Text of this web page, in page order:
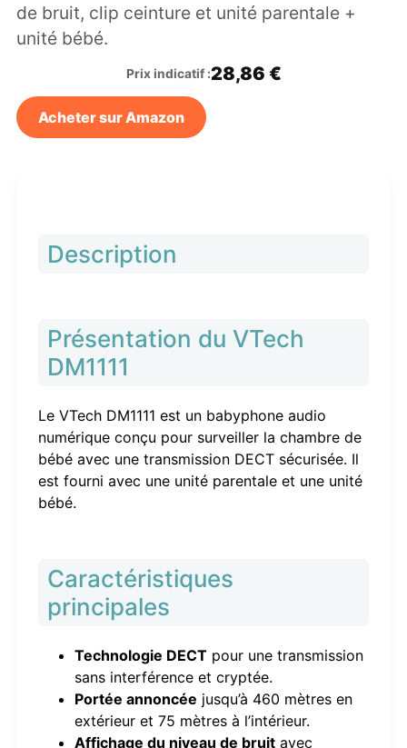
de bruit, clip ceinture et unité parentale +
unité bébé.
Prix indicatif :28,86 €
Acheter sur Amazon
Description
Présentation du VTech
DM1111
Le VTech DM1111 est un babyphone audio
numérique conçu pour surveiller la chambre de
bébé avec une transmission DECT sécurisée. Il
est fourni avec une unité parentale et une unité
bébé.
Caractéristiques
principales
Technologie DECT pour une transmission
sans interférence et cryptée.
Portée annoncée jusqu’à 460 mètres en
extérieur et 75 mètres à l’intérieur.
Affichage du niveau de bruit avec